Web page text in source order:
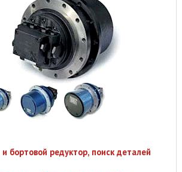
бортовой редуктор, поиск деталей